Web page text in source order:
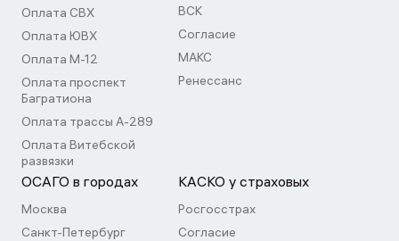
Оплата СВХ
Оплата ЮВХ
Оплата М-12
Оплата проспект
Багратиона
Оплата трассы А-289
Оплата Витебской
развязки
ВСК
Согласие
МАКС
Ренессанс
ОСАГО в городах
Москва
Санкт-Петербург
КАСКО у страховых
Росгосстрах
Согласие